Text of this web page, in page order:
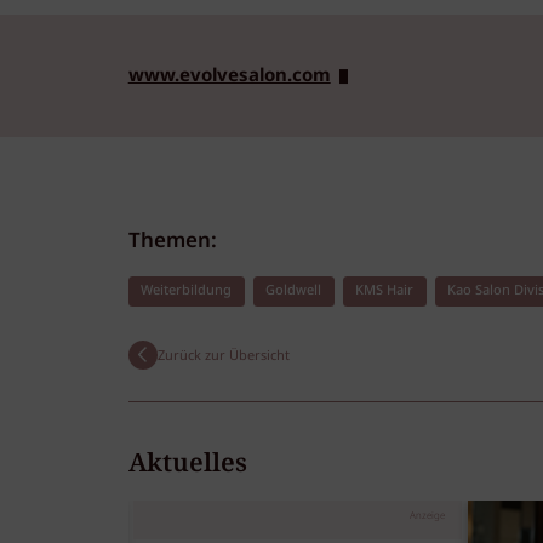
www.evolvesalon.com
Themen:
Weiterbildung Goldwell KMS Hair Kao Salon
Zurück zur Übersicht
Aktuelles
Anzeige